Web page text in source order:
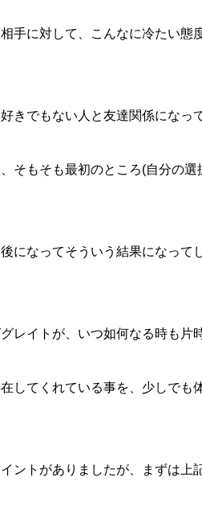
手に対して、こんなに冷たい態
きでもない人と友達関係になっ
そもそも最初のところ(自分の
になってそういう結果になって
レイトが、いつ如何なる時も片
してくれている事を、少しでも
ントがありましたが、まずは上